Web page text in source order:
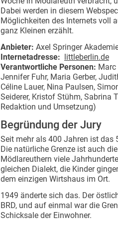
Dabei werden in diesem
Möglichkeiten des Internets voll
ganz Kleinen erzählt.
Anbieter: Axel Springer
Internetadresse: littleberlin.de
Verantwortliche Personen: Marc
Jennifer Fuhr, Maria Gerber,
Céline Lauer, Nina Paulsen,
Seiderer, Kristof Stühm, Sabrina
Redaktion und Umsetzung)
Begründung der Jury
Seit mehr als 400 Jahren ist das
Die natürliche Grenze ist auch
Mödlareuthern viele
gleichen Dialekt, die Kinder
dem einzigen Wirtshaus im Ort.
1949 änderte sich das. Der
BRD, und auf einmal war die
Schicksale der Einwohner.